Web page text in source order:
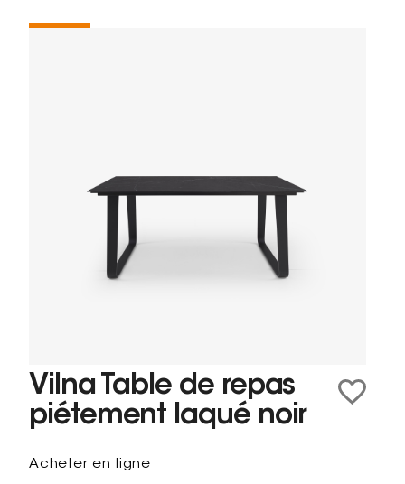
Vilna Table de repas
piétement laqué noir
Acheter en ligne